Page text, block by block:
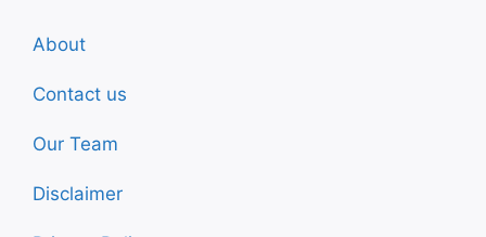
About
Contact us
Our Team
Disclaimer